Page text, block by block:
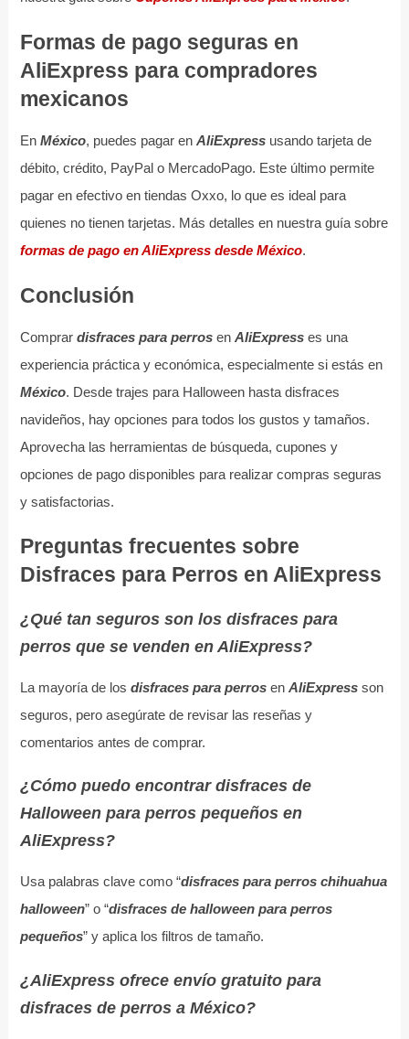
Formas de pago seguras en
AliExpress para compradores
mexicanos
En México, puedes pagar en AliExpressusando tarjeta de
débito, crédito, PayPal o MercadoPago. Este último permite
pagar en efectivo en tiendas Oxxo, lo que es ideal para
quienes no tienen tarjetas. Más detalles en nuestra guía sobre
formas de pago en AliExpress desde México.
Conclusión
Comprar disfraces para perrosen AliExpresses una
experiencia práctica y económica, especialmente si estás en
México. Desde trajes para Halloween hasta disfraces
navideños, hay opciones para todos los gustos y tamaños.
Aprovecha las herramientas de búsqueda, cupones y
opciones de pago disponibles para realizar compras seguras
y satisfactorias.
Preguntas frecuentes sobre
Disfraces para Perros en AliExpress
¿Qué tan seguros son los disfraces para
perros que se venden en AliExpress?
La mayoría de los disfraces para perrosen AliExpressson
seguros, pero asegúrate de revisar las reseñas y
comentarios antes de comprar.
¿Cómo puedo encontrar disfraces de
Halloween para perros pequeños en
AliExpress?
Usa palabras clave como “disfraces para perros chihuahua
halloween” o “disfraces de halloween para perros
pequeños” y aplica los filtros de tamaño.
¿AliExpress ofrece envío gratuito para
disfraces de perros a México?